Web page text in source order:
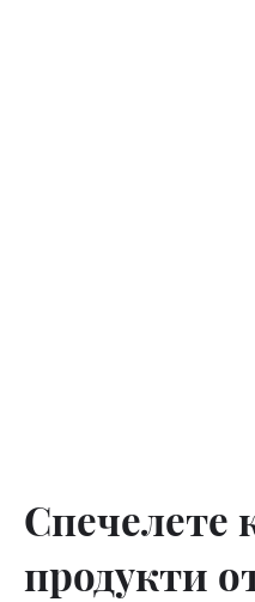
Спечелете
продукти